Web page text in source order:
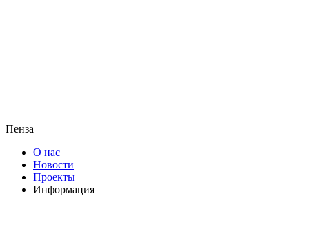
Пенза
О нас
Новости
Проекты
Информация